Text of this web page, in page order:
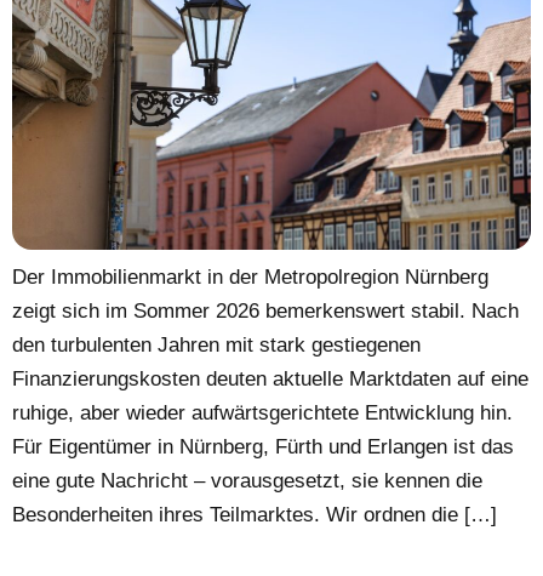
Der Immobilienmarkt in der Metropolregion Nürnberg
zeigt sich im Sommer 2026 bemerkenswert stabil. Nach
den turbulenten Jahren mit stark gestiegenen
Finanzierungskosten deuten aktuelle Marktdaten auf eine
ruhige, aber wieder aufwärtsgerichtete Entwicklung hin.
Für Eigentümer in Nürnberg, Fürth und Erlangen ist das
eine gute Nachricht – vorausgesetzt, sie kennen die
Besonderheiten ihres Teilmarktes. Wir ordnen die […]